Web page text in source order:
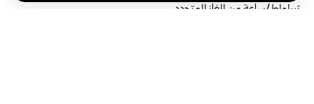
تيراواط/ساعة من الغاز المتجدد.